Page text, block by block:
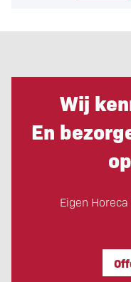
Wij
En
Eigen